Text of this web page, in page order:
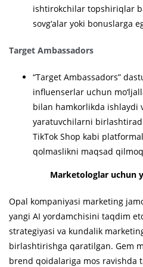
ishtirokchilar topshiriqlar
sovg‘alar yoki bonuslarga
Target Ambassadors
“Target Ambassadors”
influenserlar uchun
bilan hamkorlikda ishlaydi
yaratuvchilarni
TikTok Shop kabi
qolmaslikni maqsad
Marketologlar uchun
Opal kompaniyasi marketing
yangi AI yordamchisini taqdim
strategiyasi va kundalik
birlashtirishga qaratilgan. Gem
brend qoidalariga mos ravishda